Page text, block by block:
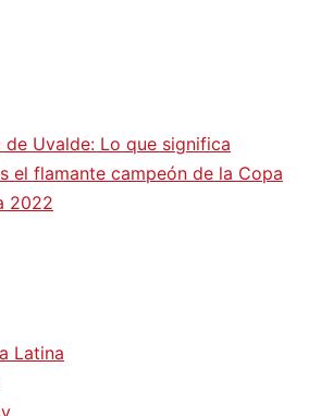
de Uvalde: Lo que significa
el flamante campeón de la Copa
2022
Latina